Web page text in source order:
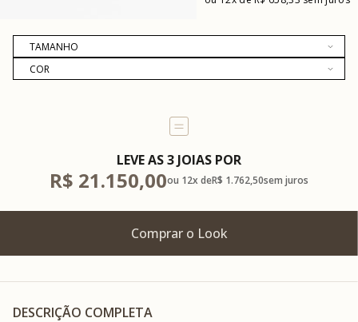
LEVE AS 3 JOIAS
R$ 21.150,00 12x R$ 1.762,50sem juros
DESCRIÇÃO COMPLETA